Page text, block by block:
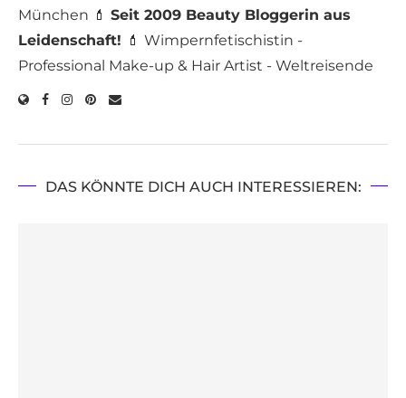
München 💄 Seit 2009 Beauty Bloggerin aus
Leidenschaft! 💄 Wimpernfetischistin -
Professional Make-up & Hair Artist - Weltreisende
DAS KÖNNTE DICH AUCH INTERESSIEREN: